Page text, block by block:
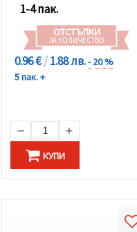
натиснеш
"Приеми
всички!"
или да
посочиш
предпочитанията
си в
дадения
вид
и кликнеш
бутона
"Запази"
1-4 пак.
ОТСТЪПКИ
ЗА КОЛИЧЕСТВО
0.96 €/1.88 лв.- 20 %
5 пак. +
КУПИ